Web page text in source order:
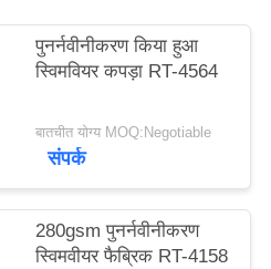
पुनर्नवीनीकरण किया हुआ
स्विमवियर कपड़ा RT-4564
बातचीत योग्य MOQ:Negotiable
संपर्क
280gsm पुनर्नवीनीकरण
स्विमवीयर फैब्रिक RT-4158